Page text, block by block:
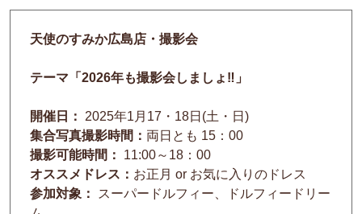
天使のすみか広島店・撮影会
テーマ「2026年も撮影会しましょ‼ 」
開催日：
2025年1月17・18日(土・日)
集合写真撮影時間： 両日とも 15：00
撮影可能時間：
11:00～18：00
オススメドレス： お正月 or お気に入りのドレス
参加対象：
スーパードルフィー、ドルフィードリー